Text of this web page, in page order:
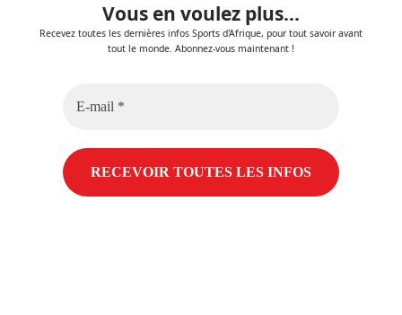
Vous en voulez plus...
Recevez toutes les dernières infos Sports d'Afrique, pour tout savoir avant
tout le monde. Abonnez-vous maintenant !